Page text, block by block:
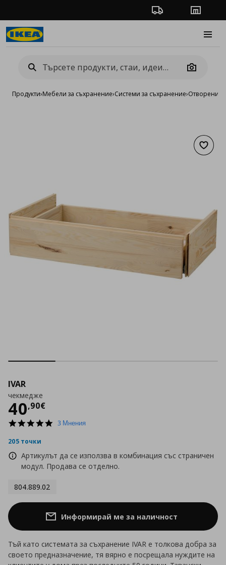
Проследяване на
Camera
Продукти›Мебели за съхранение›Системи за съхранение›Отворени
IVAR
чекмедже
40,90€
Цена
5.0
3 Мнения
205 точки
Артикулът да се използва в комбинация със страничен
модул. Продава се отделно.
804.889.02
Информирай ме за наличност
Тъй като системата за съхранение IVAR е толкова добра за
своето предназначение, тя вярно е посрещала нуждите на